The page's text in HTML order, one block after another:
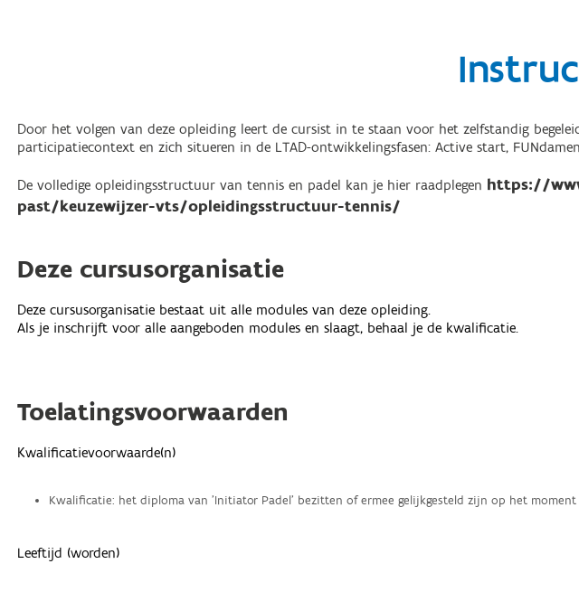
Door het volgen van deze opleiding leert de cursist in te staan voor het zelfstandig
participatiecontext en zich situeren in de LTAD-ontwikkelingsfasen: Active start,
De volledige opleidingsstructuur van tennis en padel kan je hier raadplegen https://
past/keuzewijzer-vts/opleidingsstructuur-tennis/
Deze cursusorganisatie
Deze cursusorganisatie bestaat uit alle modules van deze opleiding.
Als je inschrijft voor alle aangeboden modules en slaagt, behaal je de kwalificatie.
Toelatingsvoorwaarden
Kwalificatievoorwaarde(n)
Kwalificatie: het diploma van 'Initiator Padel' bezitten of ermee gelijkgesteld zijn op het
Leeftijd (worden)